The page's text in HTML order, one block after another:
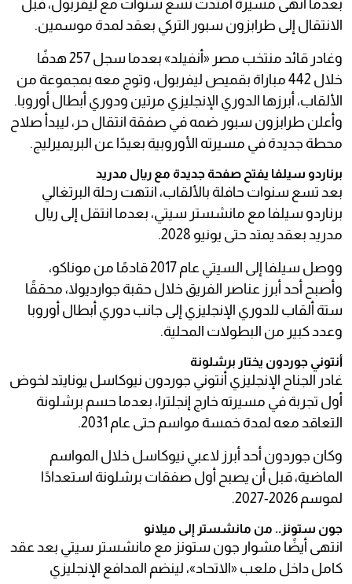
بعدما أنهى مسيرة امتدت تسع سنوات مع ليفربول، قبل
الانتقال إلى طرابزون سبور التركي بعقد لمدة موسمين.
وغادر قائد منتخب مصر «أنفيلد» بعدما سجل 257 هدفًا
خلال 442 مباراة بقميص ليفربول، وتوج معه بمجموعة من
الألقاب، أبرزها الدوري الإنجليزي مرتين ودوري أبطال أوروبا.
وأعلن طرابزون سبور ضمه في صفقة انتقال حر، ليبدأ صلاح
محطة جديدة في مسيرته الأوروبية بعيدًا عن البريميرليج.
برناردو سيلفا يفتح صفحة جديدة مع ريال مدريد
بعد تسع سنوات حافلة بالألقاب، انتهت رحلة البرتغالي
برناردو سيلفا مع مانشستر سيتي، بعدما انتقل إلى ريال
مدريد بعقد يمتد حتى يونيو 2028.
ووصل سيلفا إلى السيتي عام 2017 قادمًا من موناكو،
وأصبح أحد أبرز عناصر الفريق خلال حقبة جوارديولا، محققًا
ستة ألقاب للدوري الإنجليزي إلى جانب دوري أبطال أوروبا
وعدد كبير من البطولات المحلية.
أنتوني جوردون يختار برشلونة
غادر الجناح الإنجليزي أنتوني جوردون نيوكاسل يونايتد لخوض
أول تجربة في مسيرته خارج إنجلترا، بعدما حسم برشلونة
التعاقد معه لمدة خمسة مواسم حتى عام 2031.
وكان جوردون أحد أبرز لاعبي نيوكاسل خلال المواسم
الماضية، قبل أن يصبح أول صفقات برشلونة استعدادًا
لموسم 2026-2027.
جون ستونز.. من مانشستر إلى ميلانو
انتهى أيضًا مشوار جون ستونز مع مانشستر سيتي بعد عقد
كامل داخل ملعب «الاتحاد»، لينضم المدافع الإنجليزي